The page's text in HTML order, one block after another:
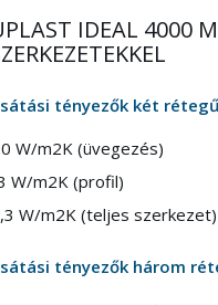
IDEAL 4000
tényezők két
W/m2K (üvegezés)
W/m2K (profil)
W/m2K (teljes szerkezet)
tényezők három